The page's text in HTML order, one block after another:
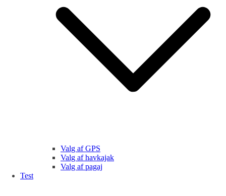
Valg af GPS
Valg af havkajak
Valg af pagaj
Test